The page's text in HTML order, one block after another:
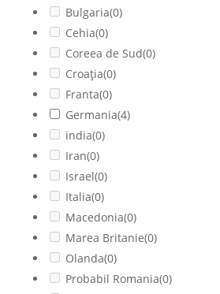
Bulgaria(0)
Cehia(0)
Coreea de Sud(0)
Croația(0)
Franta(0)
Germania(4)
india(0)
Iran(0)
Israel(0)
Italia(0)
Macedonia(0)
Marea Britanie(0)
Olanda(0)
Probabil Romania(0)